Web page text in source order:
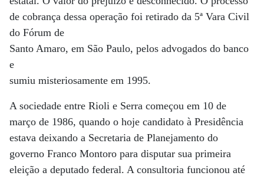
de cobrança dessa operação foi retirado da 5ª Vara Civil
do Fórum de
Santo Amaro, em São Paulo, pelos advogados do banco
e
sumiu misteriosamente em 1995.
A sociedade entre Rioli e Serra começou em 10 de
março de 1986, quando o hoje candidato à Presidência
estava deixando a Secretaria de Planejamento do
governo Franco Montoro para disputar sua primeira
eleição a deputado federal. A consultoria funcionou até